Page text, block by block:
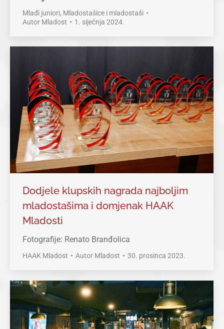
Mlađi juniori, Mladostašice i mladostaši
Autor Mladost 1. siječnja 2024.
Dodjele klupskih nagrada najboljim
mladostašima i domjenak HAAK
Mladosti
Fotografije: Renato Branđolica
HAAK Mladost Autor Mladost 30. prosinca 2023.